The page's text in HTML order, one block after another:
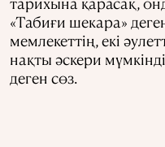
«Табиғи шекара»
мемлекеттің, екі
нақты әскери
деген сөз.